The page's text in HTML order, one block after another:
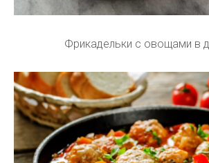
Фрикадельки с овощами в